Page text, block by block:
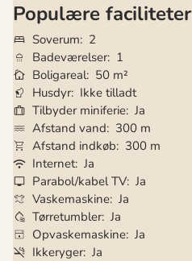
Populære faciliteter
Soverum
2
Badeværelser 1
Boligareal 50 m²
Husdyr Ikke tilladt
Tilbyder miniferie Ja
Afstand vand
300 m
Afstand indkøb
300 m
Internet Ja
Parabol/kabel TV Ja
Vaskemaskine Ja
Tørretumbler Ja
Opvaskemaskine Ja
Ikkeryger Ja